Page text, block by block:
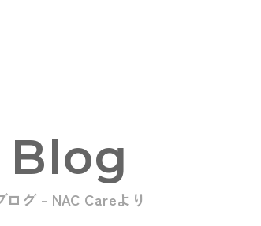
Blog
ログ - NAC Careより